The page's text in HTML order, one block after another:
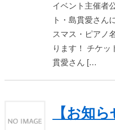
イベント主催者
ト・島貫愛さん
スマス・ピアノ
ります！ チケッ
貫愛さん […
【お知